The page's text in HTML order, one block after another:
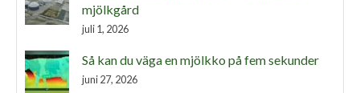
mjölkgård
juli 1, 2026
Så kan du väga en mjölkko på fem sekunder
juni 27, 2026